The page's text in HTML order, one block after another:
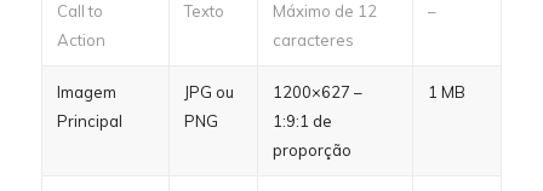
Call to
Action
Texto
Máximo de 12
caracteres
–
Imagem
Principal
JPG ou
PNG
1200×627 –
1:9:1 de
proporção
1 MB